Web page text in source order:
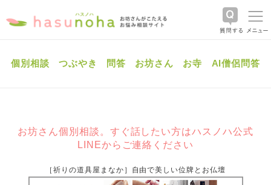
個別相談 つぶやき 問答 お坊さん お寺 AI僧侶問答
お坊さん個別相談。すぐ話したい方はハスノハ公式
LINEからご連絡ください
［祈りの道具屋まなか］自由で美しい位牌とお仏壇